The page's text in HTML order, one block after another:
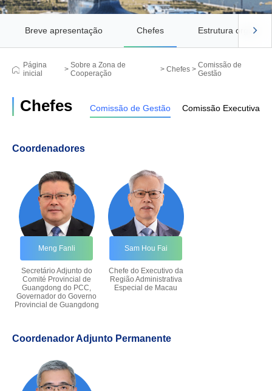
Breve apresentação Chefes Estrutura
Página
inicial
>Sobre a Zona de
Cooperação
>Chefes > Comissão de
Gestão
Chefes Comissão de Gestão Comissão Executiva
Coordenadores
Meng Fanli
Secretário Adjunto do
Comité Provincial de
Guangdong do PCC,
Governador do Governo
Provincial de Guangdong
Sam Hou Fai
Chefe do Executivo da
Região Administrativa
Especial de Macau
Coordenador Adjunto Permanente